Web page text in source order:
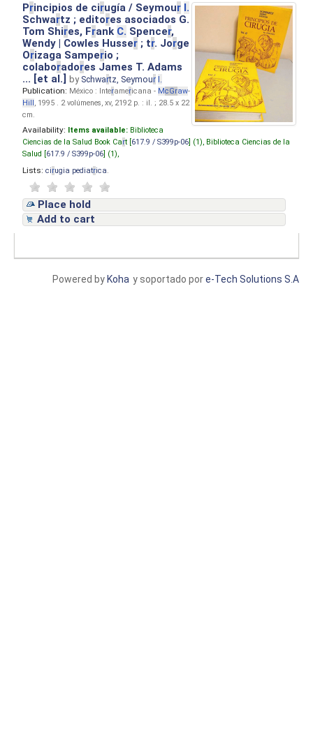
Principios de cirugía / Seymour I.
Schwartz ; editores asociados G.
Tom Shires, Frank C. Spencer,
Wendy | Cowles Husser ; tr. Jorge
Orizaga Samperio ;
colaboradores James T. Adams
... [et al.]by Schwartz, Seymour I.
Publication: México : Interamericana - McGraw-
Hill, 1995 . 2 volúmenes, xv, 2192 p. : il. ; 28.5 x 22
cm.
Availability: Items available: Biblioteca
Ciencias de la Salud Book Cart [ 617.9 / S399p-06 ] (1), Biblioteca Ciencias de la
Salud [ 617.9 / S399p-06 ] (1),
Lists: cirugia pediatrica
Place hold
Add to cart
y soportado pore-Tech Solutions S.A
Powered by Koha